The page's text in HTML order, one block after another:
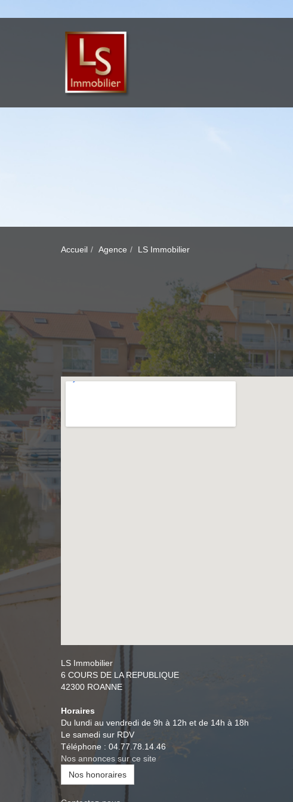
Accueil Agence LS Immobilier
LS Immobilier
6 COURS DE LA REPUBLIQUE
42300 ROANNE
Horaires
Du lundi au vendredi de 9h à 12h et de 14h à 18h
Le samedi sur RDV
Téléphone : 04.77.78.14.46
Nos annonces sur ce site
Nos honoraires